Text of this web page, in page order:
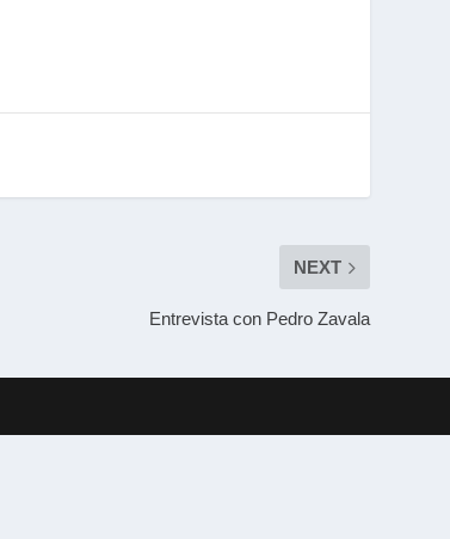
NEXT
Entrevista con Pedro Zavala